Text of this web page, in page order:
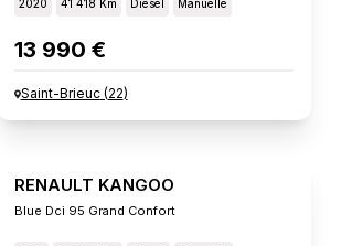
2020 41 418 Km Diesel Manuelle
13 990 €
Saint-Brieuc(22)
RENAULT KANGOO
Blue Dci 95 Grand Confort